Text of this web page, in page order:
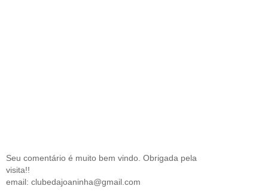
Seu comentário é muito bem vindo. Obrigada pela
visita!!
email: clubedajoaninha@gmail.com